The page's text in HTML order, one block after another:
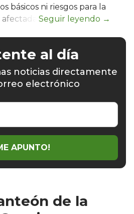
básicos ni riesgos para la
al día
noticias directamente
electrónico
APUNTO!
de la